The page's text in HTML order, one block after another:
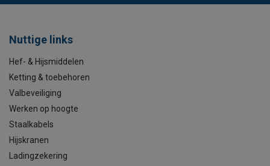
Nuttige links
Hef- & Hijsmiddelen
Ketting & toebehoren
Valbeveiliging
Werken op hoogte
Staalkabels
Hijskranen
Ladingzekering